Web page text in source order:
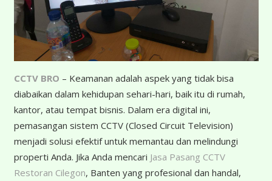
CCTV BRO – Keamanan adalah aspek yang tidak bisa
diabaikan dalam kehidupan sehari-hari, baik itu di rumah,
kantor, atau tempat bisnis. Dalam era digital ini,
pemasangan sistem CCTV (Closed Circuit Television)
menjadi solusi efektif untuk memantau dan melindungi
properti Anda. Jika Anda mencari Jasa Pasang CCTV
Restoran Cilegon, Banten yang profesional dan handal,